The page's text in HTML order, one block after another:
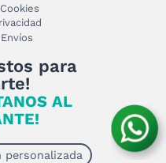
para
AL
personalizada